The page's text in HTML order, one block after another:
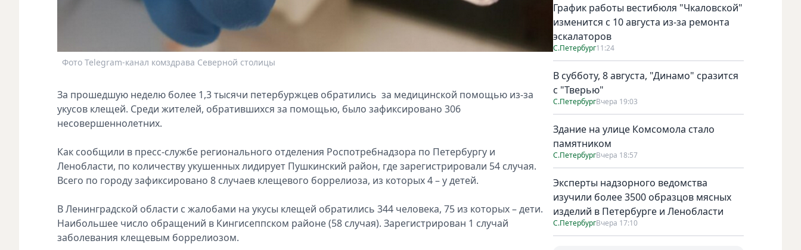
Фото Telegram-канал комздрава Северной столицы
За прошедшую неделю более 1,3 тысячи петербуржцев обратились за медицинской помощью из-за
укусов клещей. Среди жителей, обратившихся за помощью, было зафиксировано 306
несовершеннолетних.
Как сообщили в пресс-службе регионального отделения Роспотребнадзора по Петербургу и
Ленобласти, по количеству укушенных лидирует Пушкинский район, где зарегистрировали 54 случая.
Всего по городу зафиксировано 8 случаев клещевого боррелиоза, из которых 4 – у детей.
В Ленинградской области с жалобами на укусы клещей обратились 344 человека, 75 из которых – дети.
Наибольшее число обращений в Кингисеппском районе (58 случая). Зарегистрирован 1 случай
заболевания клещевым боррелиозом.
График работы вестибюля "Чкаловской"
изменится с 10 августа из-за ремонта
эскалаторов
С.Петербург11:24
В субботу, 8 августа, "Динамо" сразится
с "Тверью"
С.ПетербургВчера 19:03
Здание на улице Комсомола стало
памятником
С.ПетербургВчера 18:57
Эксперты надзорного ведомства
изучили более 3500 образцов мясных
изделий в Петербурге и Ленобласти
С.ПетербургВчера 17:10